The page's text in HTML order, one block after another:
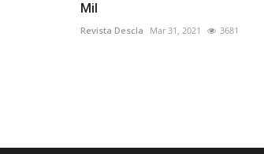
Mil
Revista Descla Mar 31, 2021 3681